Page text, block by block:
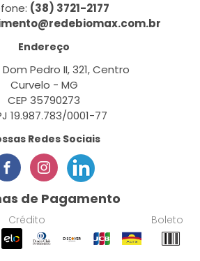
(38) 3721-2177
Endereço
Pedro II, 321, Centro
Curvelo - MG
CEP 35790273
19.987.783/0001-77
Redes Sociais
de Pagamento
Crédito Boleto